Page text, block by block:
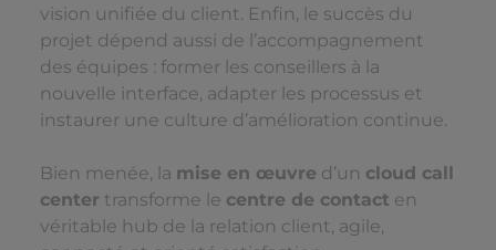
vision unifiée du client. Enfin, le succès du
projet dépend aussi de l’accompagnement
des équipes : former les conseillers à la
nouvelle interface, adapter les processus et
instaurer une culture d’amélioration continue.
Bien menée, la mise en œuvre d’un cloud call
center transforme le centre de contact en
véritable hub de la relation client, agile,